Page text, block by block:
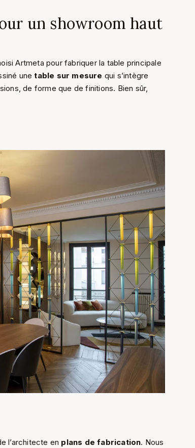
un showroom haut
Artmeta pour fabriquer la table principale
une table sur mesure qui s’intègre
de forme que de finitions. Bien sûr,
l’architecte en plans de fabrication. Nous